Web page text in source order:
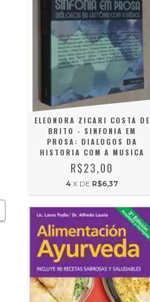
ELEONORA ZICARI COSTA DE
BRITO - SINFONIA EM
PROSA: DIALOGOS DA
HISTORIA COM A MUSICA
R$23,00
4 X DE R$6,37